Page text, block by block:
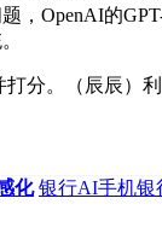
，OpenAI的
。（辰辰）利
化 银行AI手机银